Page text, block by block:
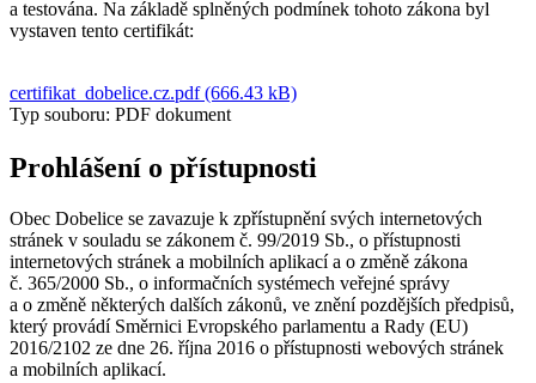
a testována. Na základě splněných podmínek tohoto zákona byl
vystaven tento certifikát:
certifikat_dobelice.cz.pdf (666.43 kB)
Typ souboru: PDF dokument
Prohlášení o přístupnosti
Obec Dobelice se zavazuje k zpřístupnění svých internetových
stránek v souladu se zákonem č. 99/2019 Sb., o přístupnosti
internetových stránek a mobilních aplikací a o změně zákona
č. 365/2000 Sb., o informačních systémech veřejné správy
a o změně některých dalších zákonů, ve znění pozdějších předpisů,
který provádí Směrnici Evropského parlamentu a Rady (EU)
2016/2102 ze dne 26. října 2016 o přístupnosti webových stránek
a mobilních aplikací.